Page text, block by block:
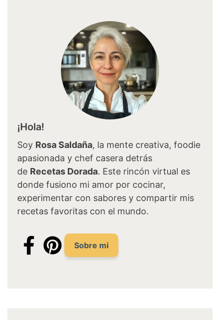
¡Hola!
Soy Rosa Saldaña, la mente creativa, foodie
apasionada y chef casera detrás
de Recetas Dorada. Este rincón virtual es
donde fusiono mi amor por cocinar,
experimentar con sabores y compartir mis
recetas favoritas con el mundo.
Sobre mi